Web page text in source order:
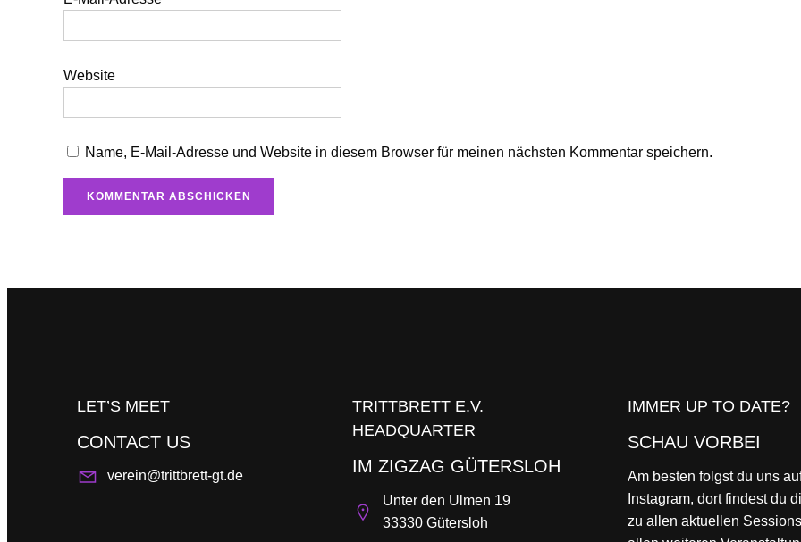
Website
Name, E-Mail-Adresse und Website in diesem Browser für meinen nächsten Kommentar speichern.
LET’S MEET
CONTACT US
verein@trittbrett-gt.de
TRITTBRETT E.V.
HEADQUARTER
IM ZIGZAG GÜTERSLOH
Unter den Ulmen 19
33330 Gütersloh
IMMER UP TO DATE?
SCHAU VORBEI
Am besten folgst du uns
Instagram, dort findest du
zu allen aktuellen